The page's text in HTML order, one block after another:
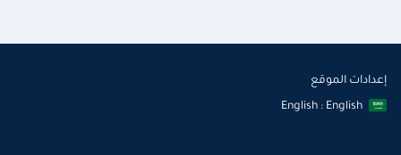
إعدادات الموقع
English : English